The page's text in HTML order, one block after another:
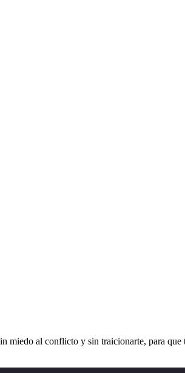
miedo al conflicto y sin traicionarte, para que